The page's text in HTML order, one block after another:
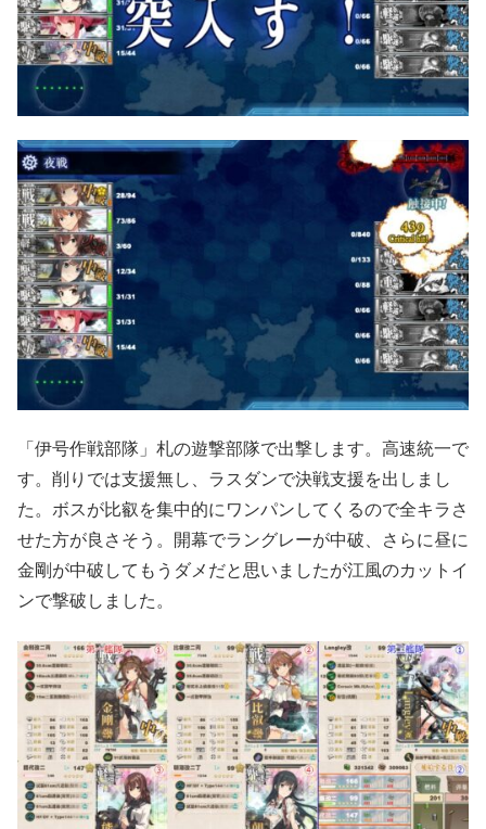
「伊号作戦部隊」札の遊撃部隊で出撃します。高速統一で
す。削りでは支援無し、ラスダンで決戦支援を出しまし
た。ボスが比叡を集中的にワンパンしてくるので全キラさ
せた方が良さそう。開幕でラングレーが中破、さらに昼に
金剛が中破してもうダメだと思いましたが江風のカットイ
ンで撃破しました。